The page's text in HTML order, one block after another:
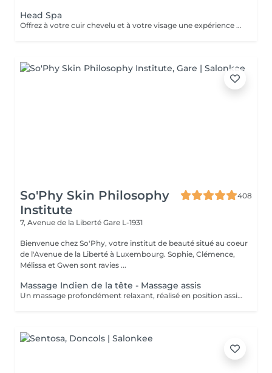
Head Spa
Offrez à votre cuir chevelu et à votre visage une expérience de soin d'exception, au croisement de l'expertise capillaire et du savoir faire facialiste NUXE SPA. Les Head Spa NUXE SPA associent soins du cuir chevelu, massage crânien profond et gestuelle experte du visage pour apaiser les tensions, stimuler la microcirculation et révéler des cheveux plus brillants, une peau plus lisse et un teint lumineux. Un rituel holistique unique, alliant détente nerveuse intense, beauté des cheveux et éclat du visage, pour un bien-être global et durable.
So'Phy Skin Philosophy
Institute
408
7, Avenue de la Liberté Gare L-1931
Bienvenue chez So'Phy, votre institut de beauté situé au coeur
de l'Avenue de la Liberté à Luxembourg. Sophie, Clémence,
Mélissa et Gwen sont ravies ...
Massage Indien de la tête - Massage assis
Un massage profondément relaxant, réalisé en position assise, idéal pour relâcher rapidement les tensions accumulées. Inspiré des techniques ayurvédiques, ce soin agit sur le haut du dos, les épaules, la nuque et le cuir chevelu afin de libérer les tensions musculaires et apaiser le système nerveux. Grâce à des manuvres ciblées, il procure une sensation immédiate de légèreté, favorise la détente mentale et améliore la qualité du repos. Un soin idéal pour s'offrir une pause rapide et efficace, relâcher la pression et retrouver une sensation de calme et d'équilibre.